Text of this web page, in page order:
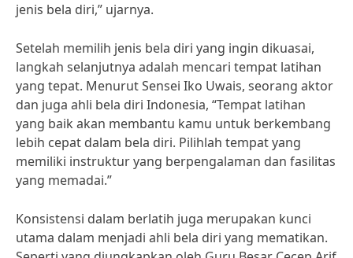
jenis bela diri,” ujarnya.
Setelah memilih jenis bela diri yang ingin dikuasai,
langkah selanjutnya adalah mencari tempat latihan
yang tepat. Menurut Sensei Iko Uwais, seorang aktor
dan juga ahli bela diri Indonesia, “Tempat latihan
yang baik akan membantu kamu untuk berkembang
lebih cepat dalam bela diri. Pilihlah tempat yang
memiliki instruktur yang berpengalaman dan fasilitas
yang memadai.”
Konsistensi dalam berlatih juga merupakan kunci
utama dalam menjadi ahli bela diri yang mematikan.